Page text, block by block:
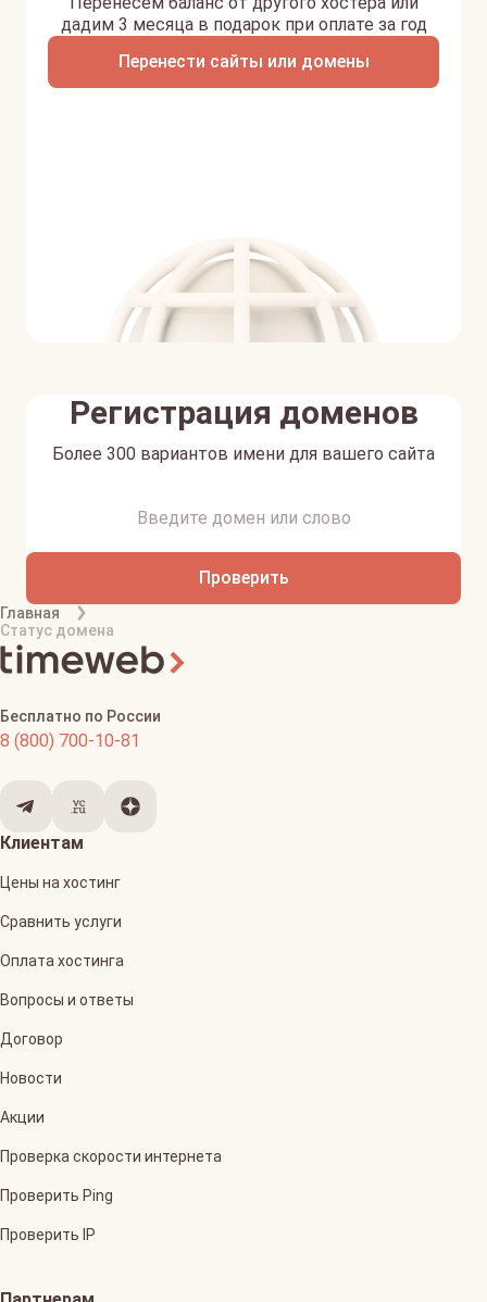
Перенести сайты или домены
дадим 3 месяца в подарок при оплате за год
Регистрация доменов
Более 300 вариантов имени для вашего сайта
Проверить
Главная
Статус домена
Бесплатно по России
8 (800) 700-10-81
Клиентам
Цены на хостинг
Сравнить услуги
Оплата хостинга
Вопросы и ответы
Договор
Новости
Акции
Проверка скорости интернета
Проверить Ping
Проверить IP